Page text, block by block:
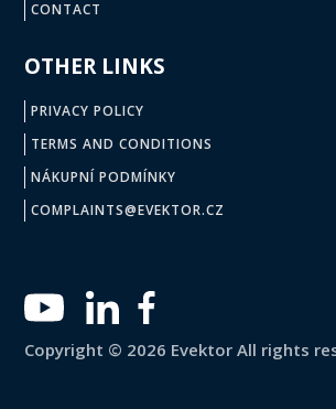
CONTACT
OTHER LINKS
PRIVACY POLICY
TERMS AND CONDITIONS
NÁKUPNÍ PODMÍNKY
COMPLAINTS@EVEKTOR.CZ
Copyright © 2026 Evektor All rights